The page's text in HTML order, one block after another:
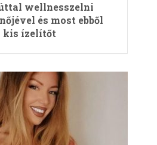
wellnesszelni
és most ebből
kis ízelítőt